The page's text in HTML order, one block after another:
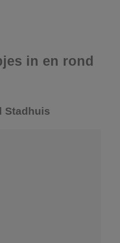
in en rond
Stadhuis